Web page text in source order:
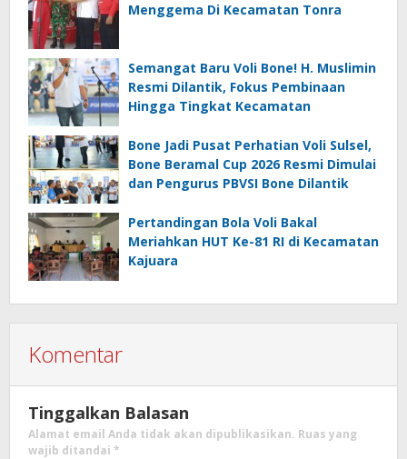
Menggema Di Kecamatan Tonra
Semangat Baru Voli Bone! H. Muslimin
Resmi Dilantik, Fokus Pembinaan
Hingga Tingkat Kecamatan
Bone Jadi Pusat Perhatian Voli Sulsel,
Bone Beramal Cup 2026 Resmi Dimulai
dan Pengurus PBVSI Bone Dilantik
Pertandingan Bola Voli Bakal
Meriahkan HUT Ke-81 RI di Kecamatan
Kajuara
Komentar
Tinggalkan Balasan
Alamat email Anda tidak akan dipublikasikan. Ruas yang
wajib ditandai *